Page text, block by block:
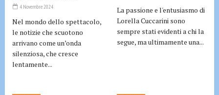
4 Novembre 2024
Nel mondo dello spettacolo,
le notizie che scuotono
arrivano come un’onda
silenziosa, che cresce
lentamente...
La passione e l'entusiasmo di
Lorella Cuccarini sono
sempre stati evidenti a chi la
segue, ma ultimamente una...